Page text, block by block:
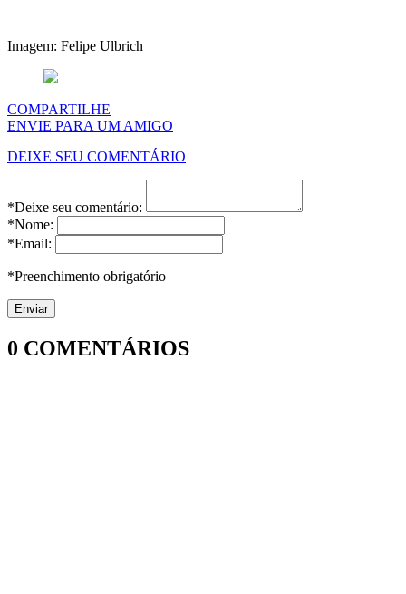
Imagem: Felipe Ulbrich
COMPARTILHE
ENVIE PARA UM AMIGO
DEIXE SEU COMENTÁRIO
*Deixe seu comentário:
*Nome:
*Email:
*Preenchimento obrigatório
0 COMENTÁRIOS